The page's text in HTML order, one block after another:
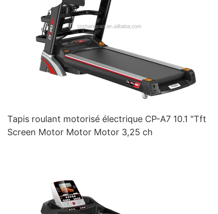
Tapis roulant motorisé électrique CP-A7 10.1 "Tft
Screen Motor Motor Motor 3,25 ch